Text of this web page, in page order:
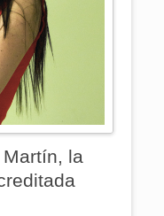
Martín, la